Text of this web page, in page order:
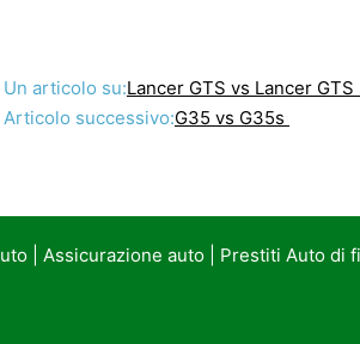
Un articolo su:Lancer GTS vs Lancer
Articolo successivo:G35 vs G35s
| Assicurazione auto| Prestiti Auto di